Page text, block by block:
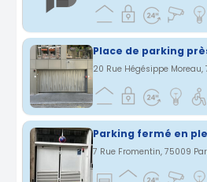
Parking fermé en
7 Rue Fromentin, 75009